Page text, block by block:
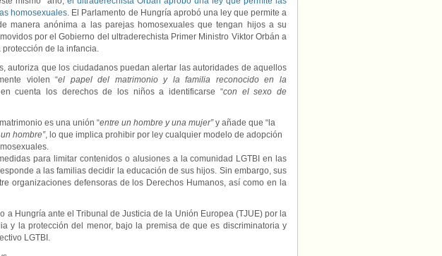
homosexuales. El Parlamento de Hungría aprobó una ley que permite a
manera anónima a las parejas homosexuales que tengan hijos a su
por el Gobierno del ultraderechista Primer Ministro Viktor Orbán a
protección de la infancia.
autoriza que los ciudadanos puedan alertar las autoridades de aquellos
violen “el papel del matrimonio y la familia reconocido en la
cuenta los derechos de los niños a identificarse “con el sexo de
es una unión “entre un hombre y una mujer”y añade que “la
hombre”, lo que implica prohibir por ley cualquier modelo de adopción
para limitar contenidos o alusiones a la comunidad LGTBI en las
a las familias decidir la educación de sus hijos. Sin embargo, sus
organizaciones defensoras de los Derechos Humanos, así como en la
a Hungría ante el Tribunal de Justicia de la Unión Europea (TJUE) por la
y la protección del menor, bajo la premisa de que es discriminatoria y
LGTBI.